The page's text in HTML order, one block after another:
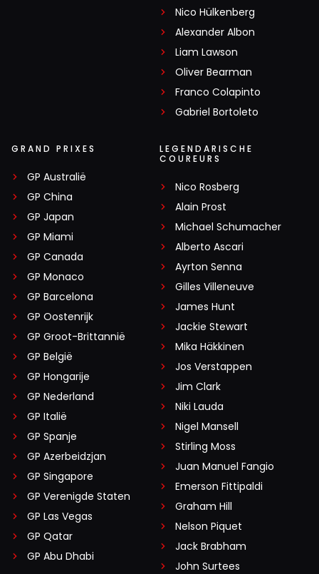
Nico Hülkenberg
Alexander Albon
Liam Lawson
Oliver Bearman
Franco Colapinto
Gabriel Bortoleto
GRAND PRIXES
GP Australië
GP China
GP Japan
GP Miami
GP Canada
GP Monaco
GP Barcelona
GP Oostenrijk
GP Groot-Brittannië
GP België
GP Hongarije
GP Nederland
GP Italië
GP Spanje
GP Azerbeidzjan
GP Singapore
GP Verenigde Staten
GP Las Vegas
GP Qatar
GP Abu Dhabi
LEGENDARISCHE
COUREURS
Nico Rosberg
Alain Prost
Michael Schumacher
Alberto Ascari
Ayrton Senna
Gilles Villeneuve
James Hunt
Jackie Stewart
Mika Häkkinen
Jos Verstappen
Jim Clark
Niki Lauda
Nigel Mansell
Stirling Moss
Juan Manuel Fangio
Emerson Fittipaldi
Graham Hill
Nelson Piquet
Jack Brabham
John Surtees